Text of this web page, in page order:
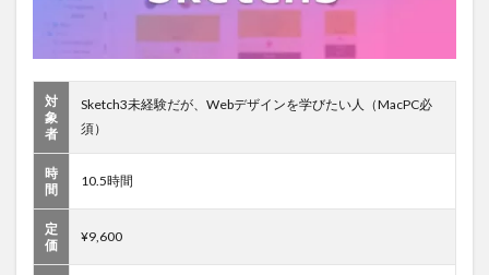
対
象
者
Sketch3未経験だが、Webデザインを学びたい人（MacPC必
須）
時
間
10.5時間
定
価
¥9,600